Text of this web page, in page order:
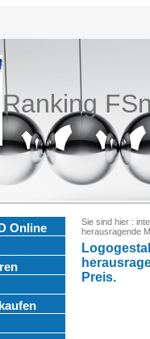
Ranking
Online
Sie sind hier :
herausragende
Preis.